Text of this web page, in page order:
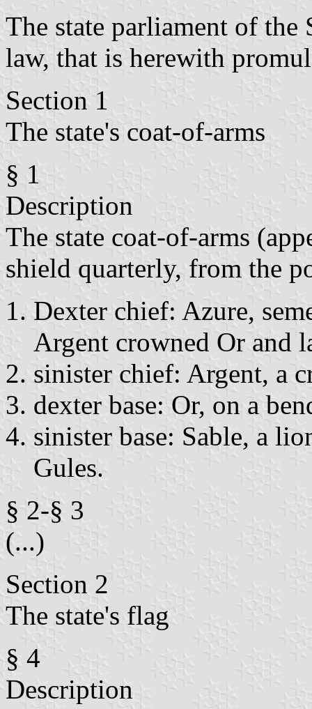
The state parliament of the
law, that is herewith
Section 1
The state's coat-of-arms
§ 1
Description
The state coat-of-arms
shield quarterly, from the
Dexter chief: Azure,
Argent crowned Or and
sinister chief: Argent, a
dexter base: Or, on a
sinister base: Sable, a
Gules.
§ 2-§ 3
(...)
Section 2
The state's flag
§ 4
Description